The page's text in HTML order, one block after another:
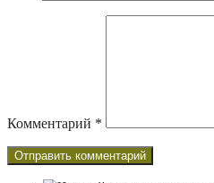
Комментарий *